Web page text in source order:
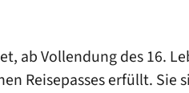
ab Vollendung des 16.
Reisepasses erfüllt. Sie